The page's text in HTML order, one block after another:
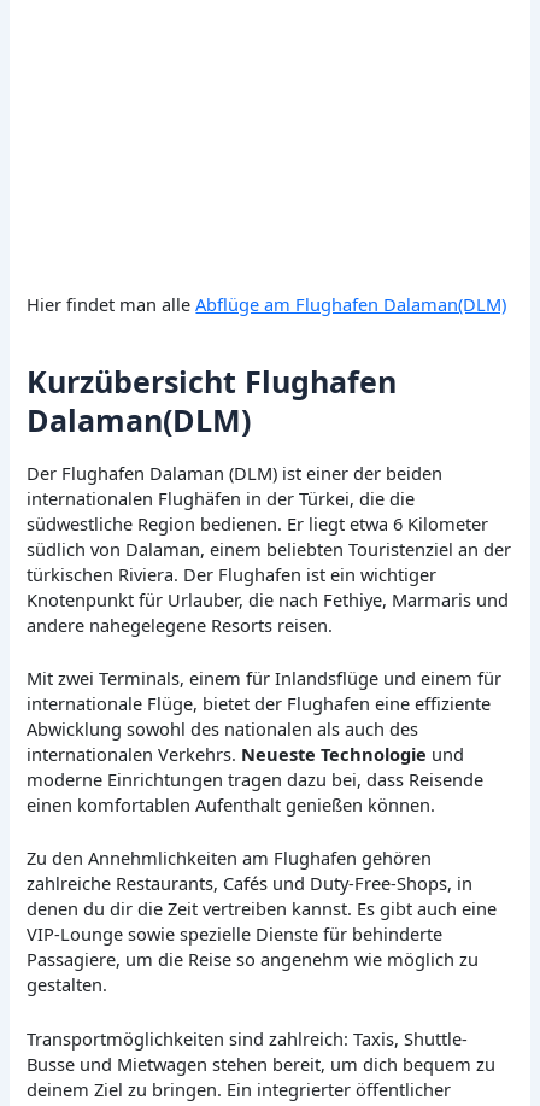
Hier findet man alleAbflüge am Flughafen Dalaman(DLM)
Kurzübersicht Flughafen
Dalaman(DLM)
Der Flughafen Dalaman (DLM) ist einer der beiden
internationalen Flughäfen in der Türkei, die die
südwestliche Region bedienen. Er liegt etwa 6 Kilometer
südlich von Dalaman, einem beliebten Touristenziel an der
türkischen Riviera. Der Flughafen ist ein wichtiger
Knotenpunkt für Urlauber, die nach Fethiye, Marmaris und
andere nahegelegene Resorts reisen.
Mit zwei Terminals, einem für Inlandsflüge und einem für
internationale Flüge, bietet der Flughafen eine effiziente
Abwicklung sowohl des nationalen als auch des
internationalen Verkehrs. Neueste Technologie und
moderne Einrichtungen tragen dazu bei, dass Reisende
einen komfortablen Aufenthalt genießen können.
Zu den Annehmlichkeiten am Flughafen gehören
zahlreiche Restaurants, Cafés und Duty-Free-Shops, in
denen du dir die Zeit vertreiben kannst. Es gibt auch eine
VIP-Lounge sowie spezielle Dienste für behinderte
Passagiere, um die Reise so angenehm wie möglich zu
gestalten.
Transportmöglichkeiten sind zahlreich: Taxis, Shuttle-
Busse und Mietwagen stehen bereit, um dich bequem zu
deinem Ziel zu bringen. Ein integrierter öffentlicher